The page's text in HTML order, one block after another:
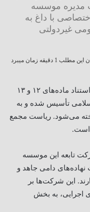
مدیره موسسه
با داغ به
غیردولتی
مطلب 1 دقیقه زمان میبرد
به گزارش داغ (دیده‌بان امنیت غذایی)، به استناد ماده‌های ۱۲ و ۱۳
تأسیس شده و به
می‌شود. ریاست مجمع
است.
تابعه این موسسه
دامی جاهد و
این شرکت‌ها بر
اجرایی، به بخش